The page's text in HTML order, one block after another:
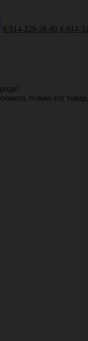
8-914-329-38-80 8-914-
только тот